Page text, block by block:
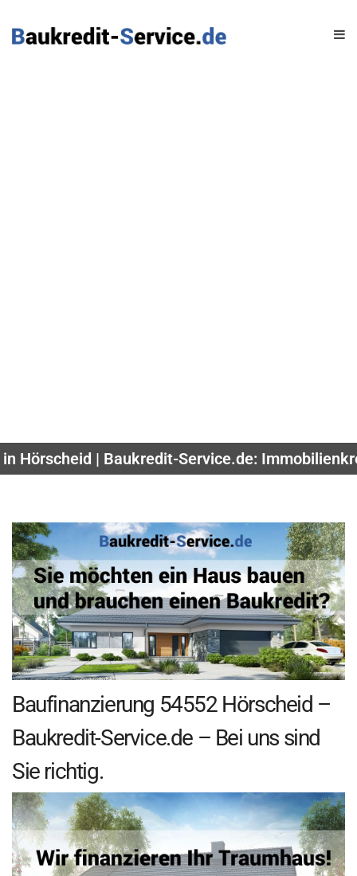
Hörscheid | Baukredit-Service.de:
Baufinanzierung 54552 Hörscheid –
Baukredit-Service.de – Bei uns sind
Sie richtig.